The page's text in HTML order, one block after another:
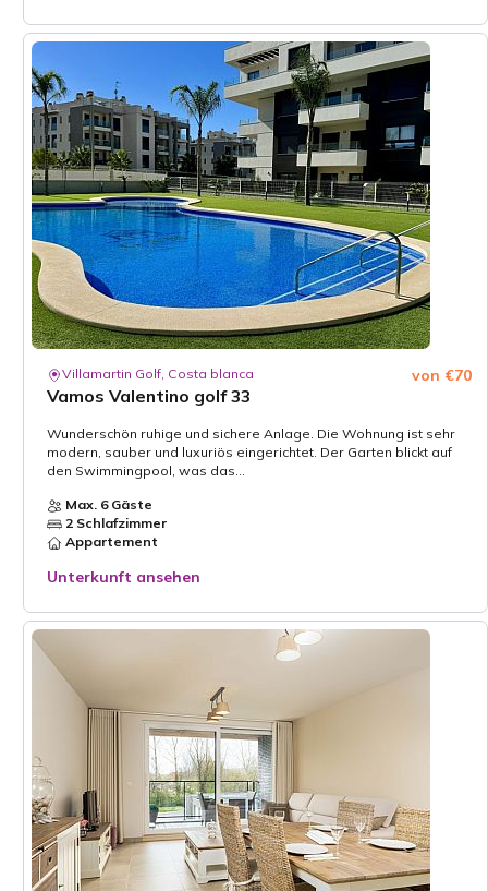
Villamartin Golf, Costa blanca
Vamos Valentino golf 33
von €70
Wunderschön ruhige und sichere Anlage. Die Wohnung ist sehr
modern, sauber und luxuriös eingerichtet. Der Garten blickt auf
den Swimmingpool, was das...
Max. 6 Gäste
2 Schlafzimmer
Appartement
Unterkunft ansehen